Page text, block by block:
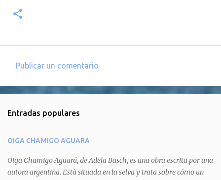
e
t
a
r
Publicar un comentario
Entradas populares
OIGA CHAMIGO AGUARA
Oiga Chamigo Aguará, de Adela Basch, es una obra escrita por una
autora argentina. Està situada en la selva y trata sobre cómo un